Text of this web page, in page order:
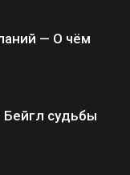
— О чём
Бейгл судьбы